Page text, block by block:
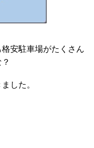
安駐車場がたくさん
した。